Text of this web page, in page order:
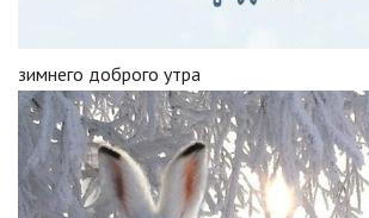
зимнего доброго утра